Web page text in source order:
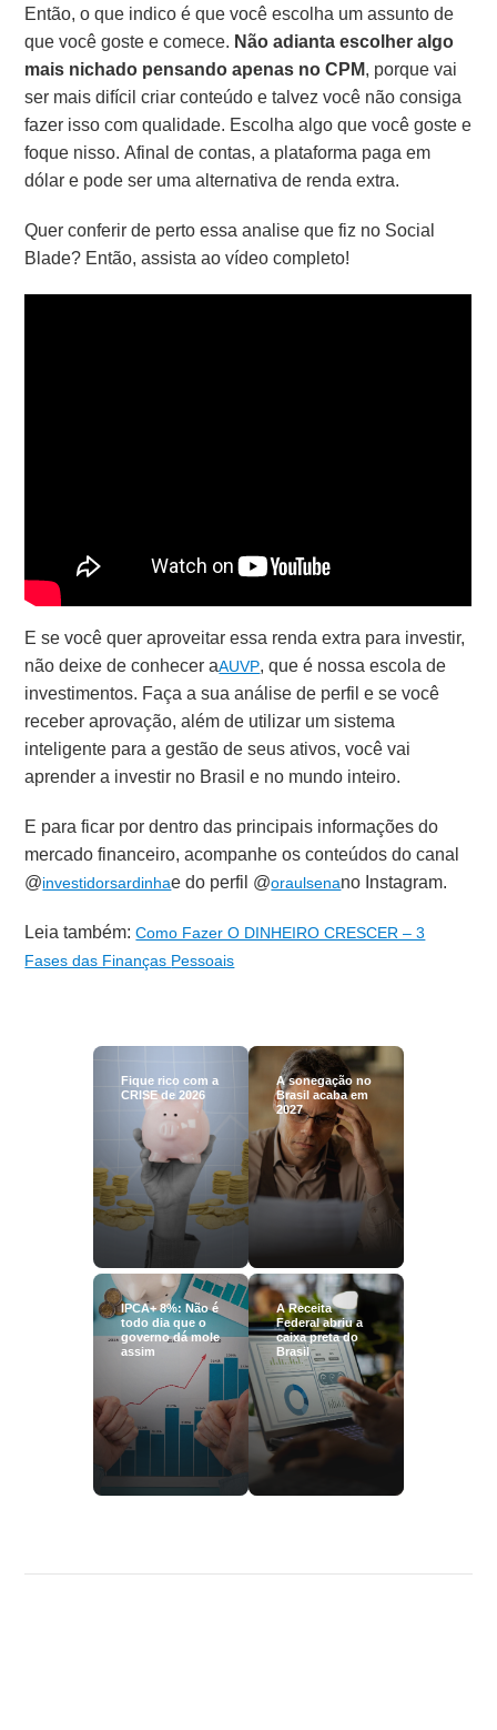
Então, o que indico é que você escolha um assunto de
que você goste e comece. Não adianta escolher algo
mais nichado pensando apenas no CPM, porque vai
ser mais difícil criar conteúdo e talvez você não consiga
fazer isso com qualidade. Escolha algo que você goste e
foque nisso. Afinal de contas, a plataforma paga em
dólar e pode ser uma alternativa de renda extra.
Quer conferir de perto essa analise que fiz no Social
Blade? Então, assista ao vídeo completo!
E se você quer aproveitar essa renda extra para investir,
não deixe de conhecer aAUVP, que é nossa escola de
investimentos. Faça a sua análise de perfil e se você
receber aprovação, além de utilizar um sistema
inteligente para a gestão de seus ativos, você vai
aprender a investir no Brasil e no mundo inteiro.
E para ficar por dentro das principais informações do
mercado financeiro, acompanhe os conteúdos do canal
@investidorsardinhae do perfil @oraulsenano Instagram.
Leia também:Como Fazer O DINHEIRO CRESCER – 3
Fases das Finanças Pessoais
Fique rico com a
CRISE de 2026
A sonegação no
Brasil acaba em
2027
IPCA+ 8%: Não é
todo dia que o
governo dá mole
assim
A Receita
Federal abriu a
caixa preta do
Brasil